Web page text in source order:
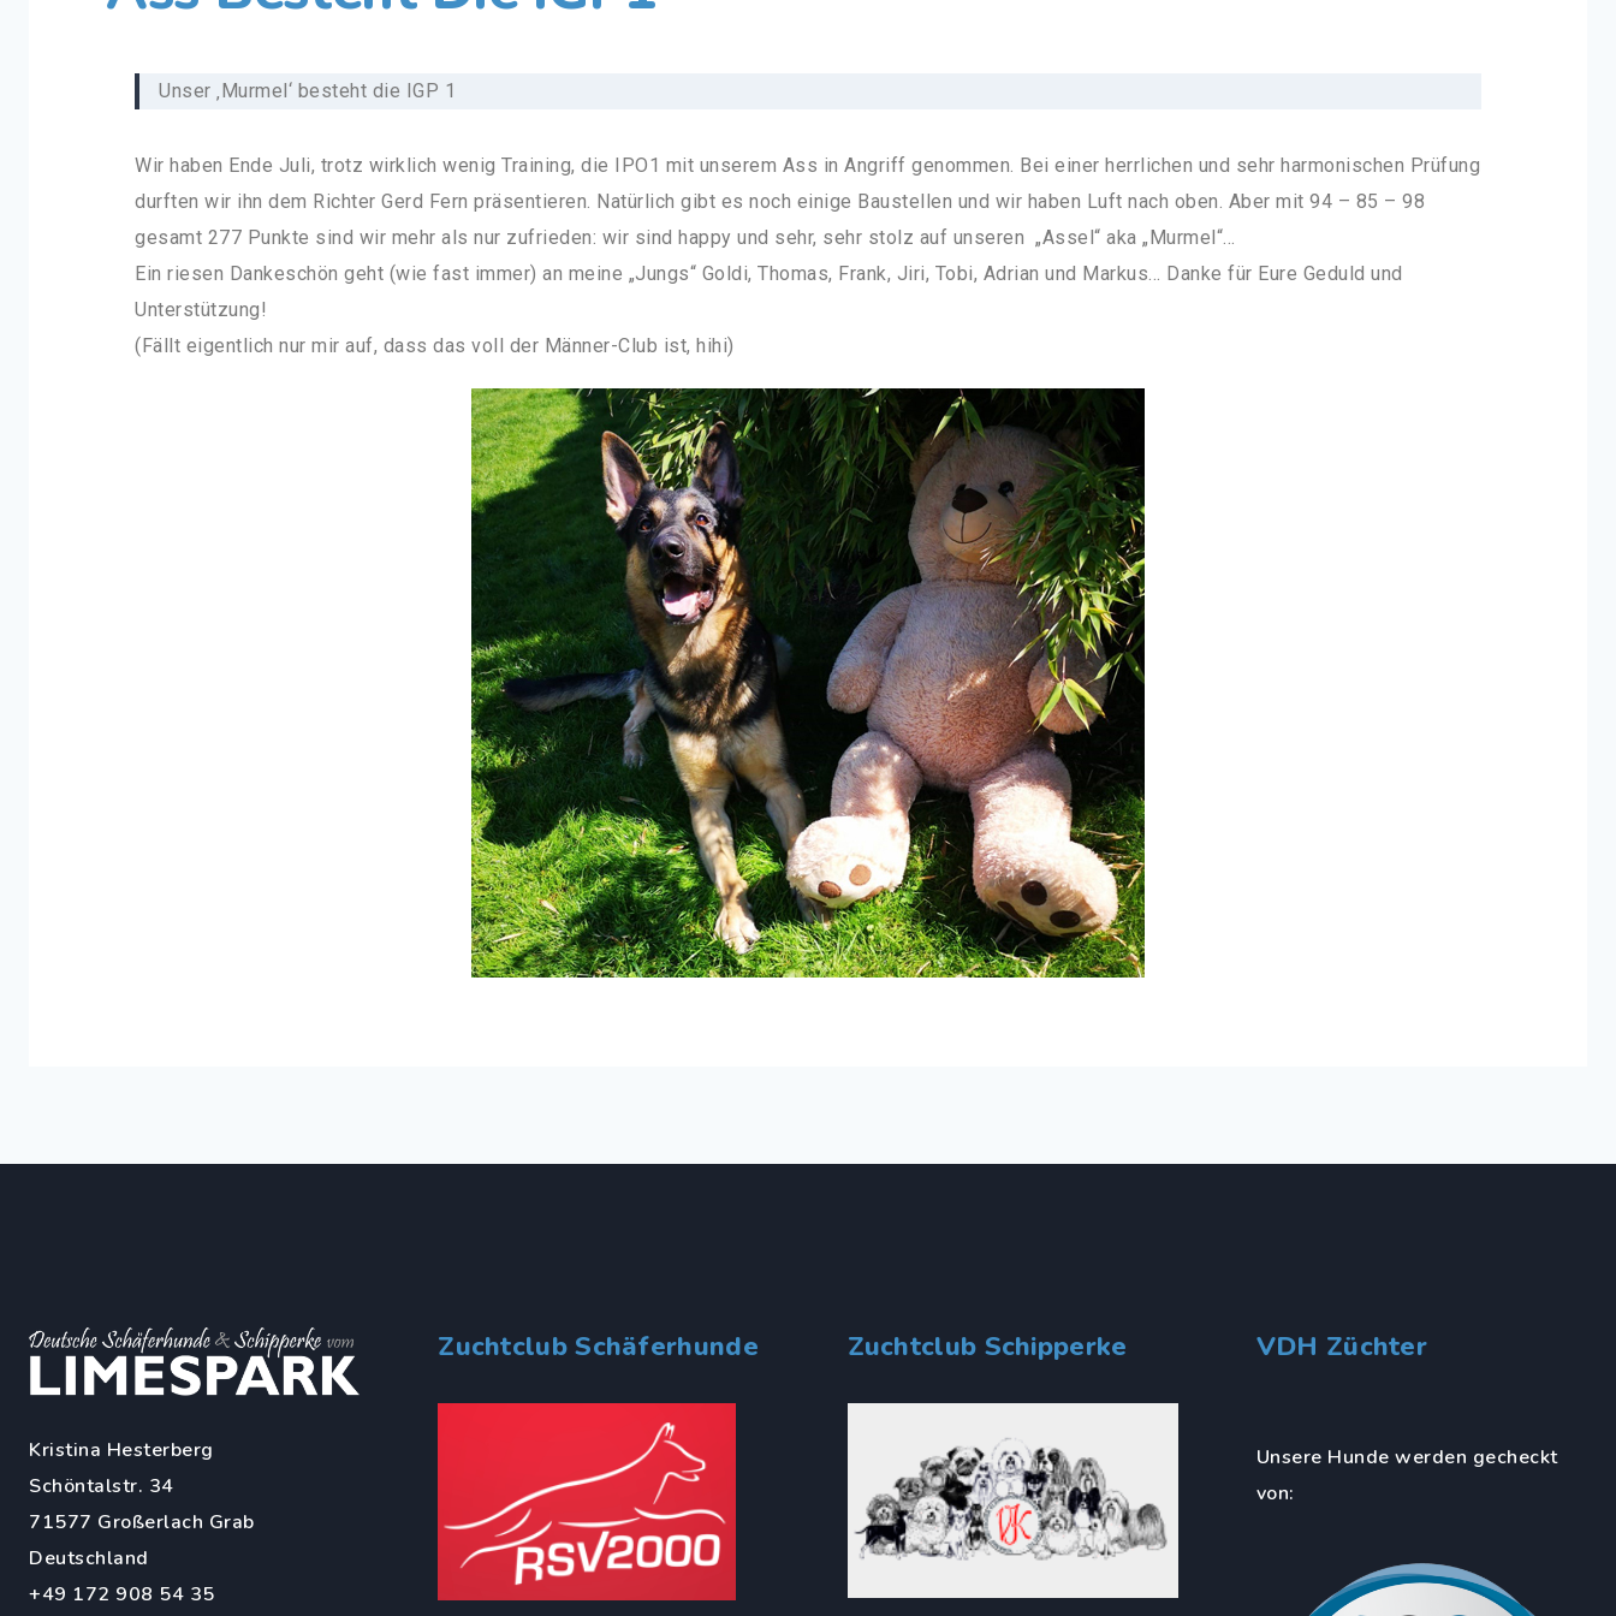
Unser ‚Murmel‘ besteht die IGP 1
Wir haben Ende Juli, trotz wirklich wenig Training, die IPO1 mit unserem Ass in Angriff genommen. Bei einer herrlichen und sehr harmonischen Prüfung
durften wir ihn dem Richter Gerd Fern präsentieren. Natürlich gibt es noch einige Baustellen und wir haben Luft nach oben. Aber mit 94 – 85 – 98
gesamt 277 Punkte sind wir mehr als nur zufrieden: wir sind happy und sehr, sehr stolz auf unseren „Assel“ aka „Murmel“…
Ein riesen Dankeschön geht (wie fast immer) an meine „Jungs“ Goldi, Thomas, Frank, Jiri, Tobi, Adrian und Markus… Danke für Eure Geduld und
Unterstützung!
(Fällt eigentlich nur mir auf, dass das voll der Männer-Club ist, hihi)
Kristina Hesterberg
Schöntalstr. 34
71577 Großerlach Grab
Deutschland
+49 172 908 54 35
Zuchtclub Schäferhunde Zuchtclub Schipperke VDH Züchter
Unsere Hunde werden gecheckt
von: